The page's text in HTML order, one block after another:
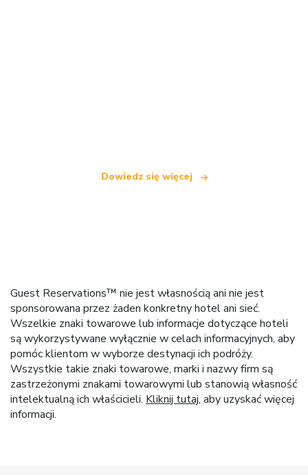
Dowiedz się więcej
Guest Reservations™ nie jest własnością ani nie jest
sponsorowana przez żaden konkretny hotel ani sieć.
Wszelkie znaki towarowe lub informacje dotyczące hoteli
są wykorzystywane wyłącznie w celach informacyjnych, aby
pomóc klientom w wyborze destynacji ich podróży.
Wszystkie takie znaki towarowe, marki i nazwy firm są
zastrzeżonymi znakami towarowymi lub stanowią własność
intelektualną ich właścicieli. Kliknij tutaj, aby uzyskać więcej
informacji.